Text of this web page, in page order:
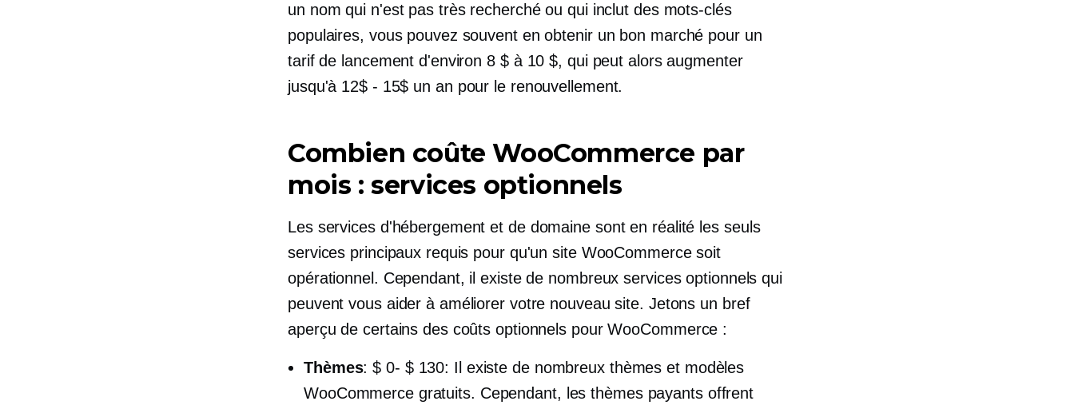
un nom qui n'est pas très recherché ou qui inclut des mots-clés
populaires, vous pouvez souvent en obtenir un bon marché pour un
tarif de lancement d'environ 8 $ à 10 $, qui peut alors augmenter
jusqu'à 12$ - 15$ un an pour le renouvellement.
Combien coûte WooCommerce par
mois : services optionnels
Les services d'hébergement et de domaine sont en réalité les seuls
services principaux requis pour qu'un site WooCommerce soit
opérationnel. Cependant, il existe de nombreux services optionnels qui
peuvent vous aider à améliorer votre nouveau site. Jetons un bref
aperçu de certains des coûts optionnels pour WooCommerce :
Thèmes:$ 0- $ 130: Il existe de nombreux thèmes et modèles
WooCommerce gratuits. Cependant, les thèmes payants offrent